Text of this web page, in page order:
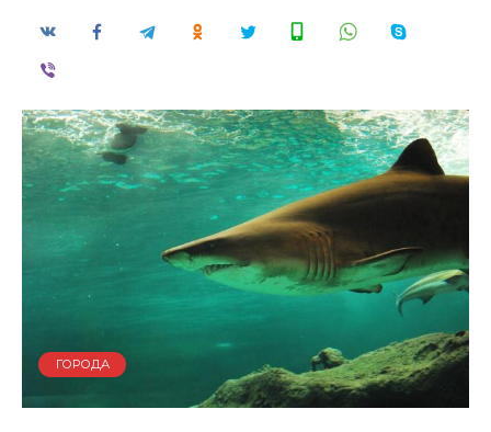
ГОРОДА